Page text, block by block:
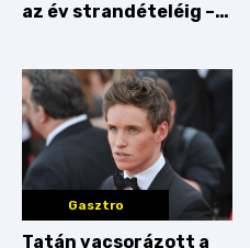
az év strandételéig –
Balaton déli partját
Gasztro
Tatán vacsorázott a